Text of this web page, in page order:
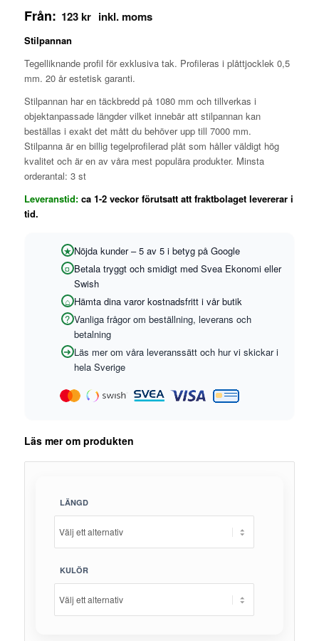
Från: 123kr
Stilpannan
Tegelliknande profil för exklusiva tak. Profileras i plåttjocklek 0,5
mm. 20 år estetisk garanti.
Stilpannan har en täckbredd på 1080 mm och tillverkas i
objektanpassade längder vilket innebär att stilpannan kan
beställas i exakt det mått du behöver upp till 7000 mm.
Stilpanna är en billig tegelprofilerad plåt som håller väldigt hög
kvalitet och är en av våra mest populära produkter. Minsta
orderantal: 3 st
Leveranstid: ca 1-2 veckor förutsatt att fraktbolaget levererar i
tid.
Nöjda kunder – 5 av 5 i betyg på Google
Betala tryggt och smidigt med Svea Ekonomi eller
Swish
Hämta dina varor kostnadsfritt i vår butik
Vanliga frågor om beställning, leverans och
betalning
Läs mer om våra leveranssätt och hur vi skickar i
hela Sverige
Läs mer om produkten
LÄNGD
KULÖR